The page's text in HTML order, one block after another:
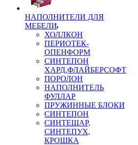
НАПОЛНИТЕЛИ ДЛЯ
МЕБЕЛИ
ХОЛЛКОН
ПЕРИОТЕК-
ОПЕНФОРМ
СИНТЕПОН
ХАРД,ФЛАЙБЕРСОФТ
ПОРОЛОН
НАПОЛНИТЕЛЬ
ФУЛЛАР
ПРУЖИННЫЕ БЛОКИ
СИНТЕПОН
СИНТЕШАР,
СИНТЕПУХ,
КРОШКА